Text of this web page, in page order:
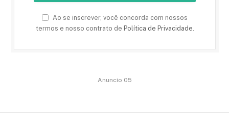
Ao se inscrever, você concorda com nossos
termos e nosso contrato de Política de Privacidade
Anuncio 05